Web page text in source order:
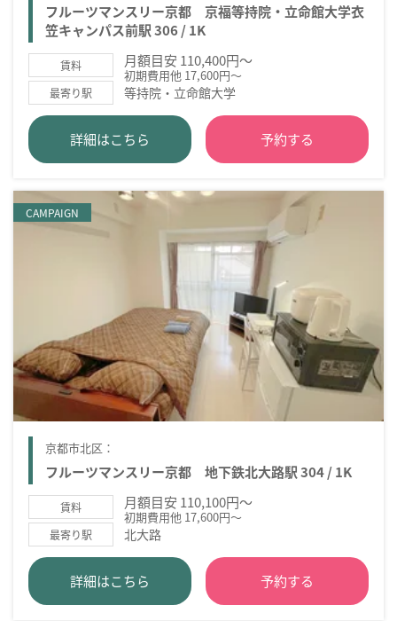
フルーツマンスリー京都 京福等持院・立命館大学衣
笠キャンパス前駅 306 / 1K
賃料 月額目安 110,400円～
初期費用他 17,600円～
最寄り駅 等持院・立命館大学
詳細はこちら 予約する
CAMPAIGN
京都市北区：
フルーツマンスリー京都 地下鉄北大路駅 304 / 1K
賃料 月額目安 110,100円～
初期費用他 17,600円～
最寄り駅 北大路
詳細はこちら 予約する